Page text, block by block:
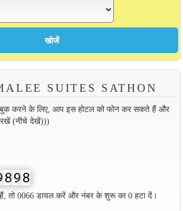
SUITES SATHON
बुक करने के लिए, आप इस होटल को फोन कर सकते हैं और
(नीचे देखें)))
तो 0066 डायल करें और नंबर के शुरू का 0 हटा दें।